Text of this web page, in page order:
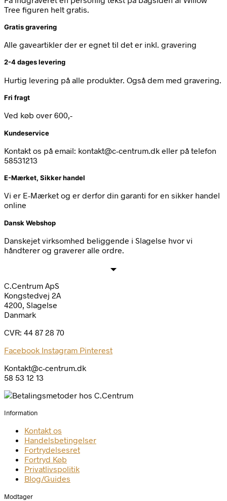
Tree figuren helt gratis.
Gratis gravering
Alle gaveartikler der er egnet til det er inkl. gravering
2-4 dages levering
Hurtig levering på alle produkter. Også dem med gravering.
Fri fragt
Ved køb over 600,-
Kundeservice
Kontakt os på email: kontakt@c-centrum.dk eller på telefon
58531213
E-Mærket, Sikker handel
Vi er E-Mærket og er derfor din garanti for en sikker handel
online
Dansk Webshop
Danskejet virksomhed beliggende i Slagelse hvor vi
håndterer og graverer alle ordre.
C.Centrum ApS
Kongstedvej 2A
4200, Slagelse
Danmark
CVR: 44 87 28 70
Facebook Instagram Pinterest
Kontakt@c-centrum.dk
58 53 12 13
Information
Kontakt os
Handelsbetingelser
Fortrydelsesret
Fortryd Køb
Privatlivspolitik
Blog/Guides
Modtager